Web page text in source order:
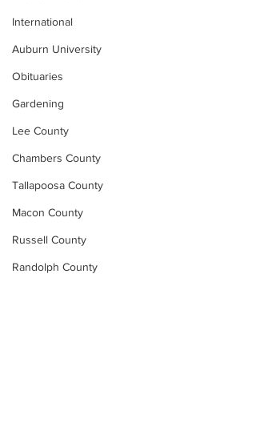
International
Auburn University
Obituaries
Gardening
Lee County
Chambers County
Tallapoosa County
Macon County
Russell County
Randolph County